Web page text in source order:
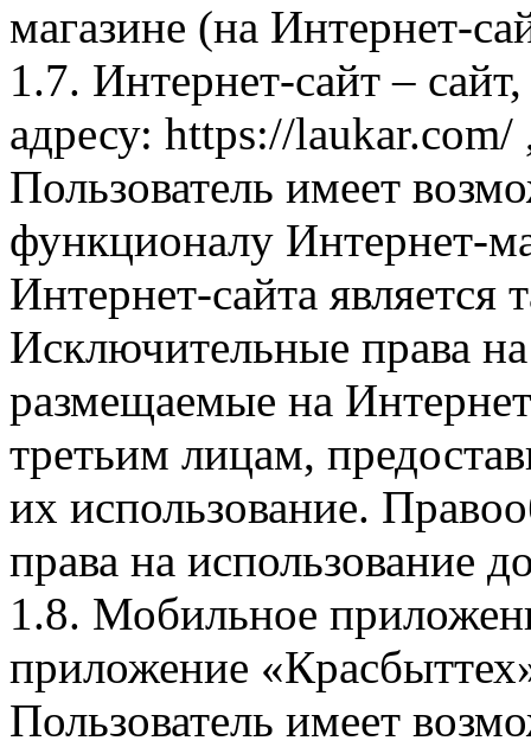
магазине (на Интернет-
1.7. Интернет-сайт –
адресу: https://laukar.com/
Пользователь имеет
функционалу Интернет-
Интернет-сайта
Исключительные права
размещаемые на
третьим лицам,
их использование.
права на использование
1.8. Мобильное
приложение
Пользователь имеет